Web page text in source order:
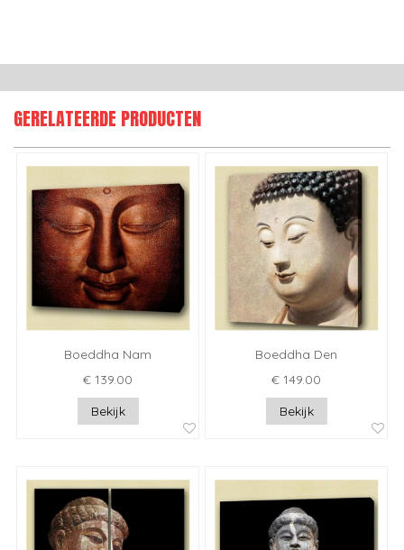
GERELATEERDE PRODUCTEN
Boeddha Nam
€ 139.00
Bekijk
Boeddha Den
€ 149.00
Bekijk